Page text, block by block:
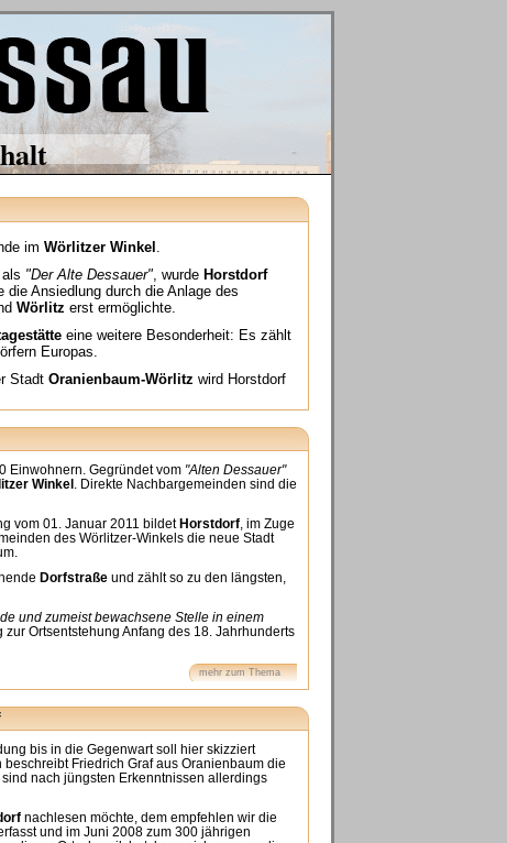
im Wörlitzer Winkel .
"Der Alte Dessauer", wurde Horstdorf
Ansiedlung durch die Anlage des
Wörlitz erst ermöglichte.
eine weitere Besonderheit: Es zählt
Europas.
Stadt Oranienbaum-Wörlitz wird Horstdorf
Einwohnern. Gegründet vom "Alten Dessauer"
Winkel . Direkte Nachbargemeinden sind die
vom 01. Januar 2011 bildetHorstdorf , im Zuge
des Wörlitzer-Winkels die neue Stadt
Dorfstraße und zählt so zu den längsten,
und zumeist bewachsene Stelle in einem
Ortsentstehung Anfang des 18. Jahrhunderts
mehr zum Thema
bis in die Gegenwart soll hier skizziert
Friedrich Graf aus Oranienbaum die
nach jüngsten Erkenntnissen allerdings
nachlesen möchte, dem empfehlen wir die
und im Juni 2008 zum 300 jährigen